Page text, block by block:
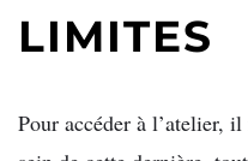
LIMITES
Pour accéder à l’atelier,